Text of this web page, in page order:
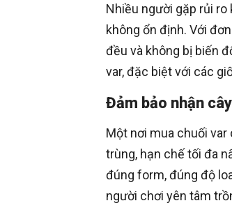
Nhiều người gặp rủi ro
không ổn định. Với
đều và không bị biến
var, đặc biệt với các
Đảm bảo nhận
Một nơi mua chuối
trùng, hạn chế tối đa
đúng form, đúng độ
người chơi yên tâm